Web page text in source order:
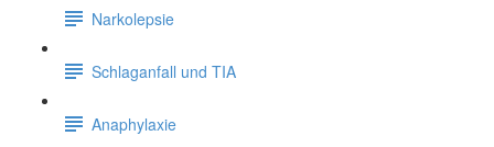
Narkolepsie
Schlaganfall und TIA
Anaphylaxie